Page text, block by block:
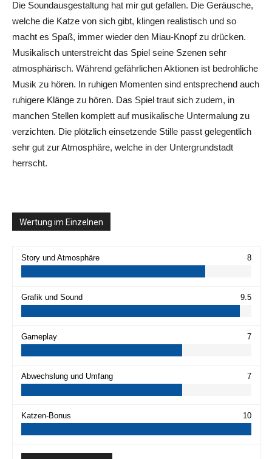
Die Soundausgestaltung hat mir gut gefallen. Die Geräusche,
welche die Katze von sich gibt, klingen realistisch und so
macht es Spaß, immer wieder den Miau-Knopf zu drücken.
Musikalisch unterstreicht das Spiel seine Szenen sehr
atmosphärisch. Während gefährlichen Aktionen ist bedrohliche
Musik zu hören. In ruhigen Momenten sind entsprechend auch
ruhigere Klänge zu hören. Das Spiel traut sich zudem, in
manchen Stellen komplett auf musikalische Untermalung zu
verzichten. Die plötzlich einsetzende Stille passt gelegentlich
sehr gut zur Atmosphäre, welche in der Untergrundstadt
herrscht.
Wertung im Einzelnen
Story und Atmosphäre 8
Grafik und Sound 9.5
Gameplay 7
Abwechslung und Umfang 7
Katzen-Bonus 10